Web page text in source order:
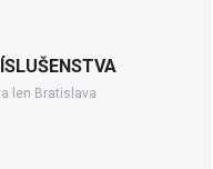
len Bratislava